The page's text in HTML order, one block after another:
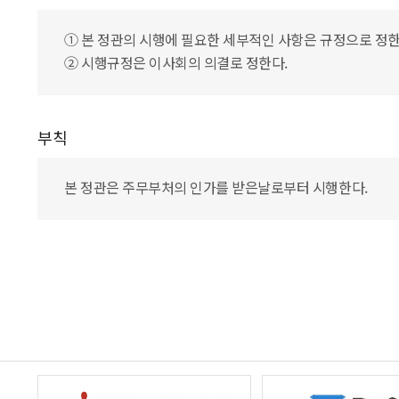
① 본 정관의 시행에 필요한 세부적인 사항은 규정으로 정
② 시행규정은 이사회의 의결로 정한다.
부칙
본 정관은 주무부처의 인가를 받은날로부터 시행한다.